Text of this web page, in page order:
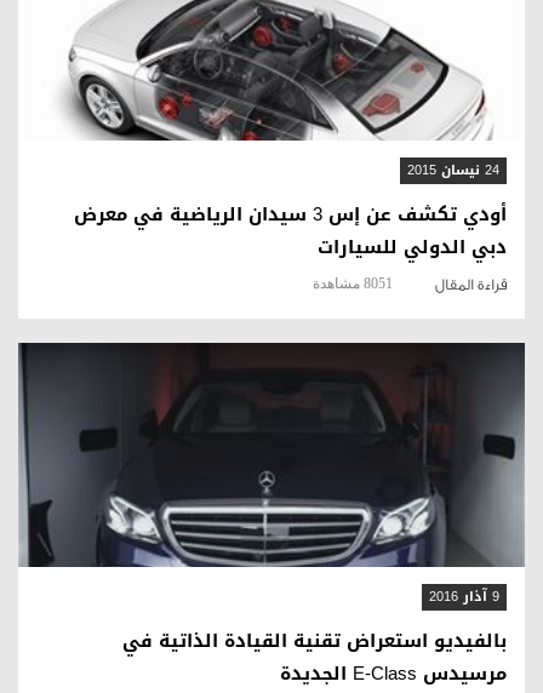
قراءة المقال
24 نيسان 2015
أودي تكشف عن إس 3 سيدان الرياضية في معرض
دبي الدولي للسيارات
قراءة المقال 8051 مشاهدة
9 آذار 2016
بالفيديو استعراض تقنية القيادة الذاتية في
مرسيدس E-Class الجديدة